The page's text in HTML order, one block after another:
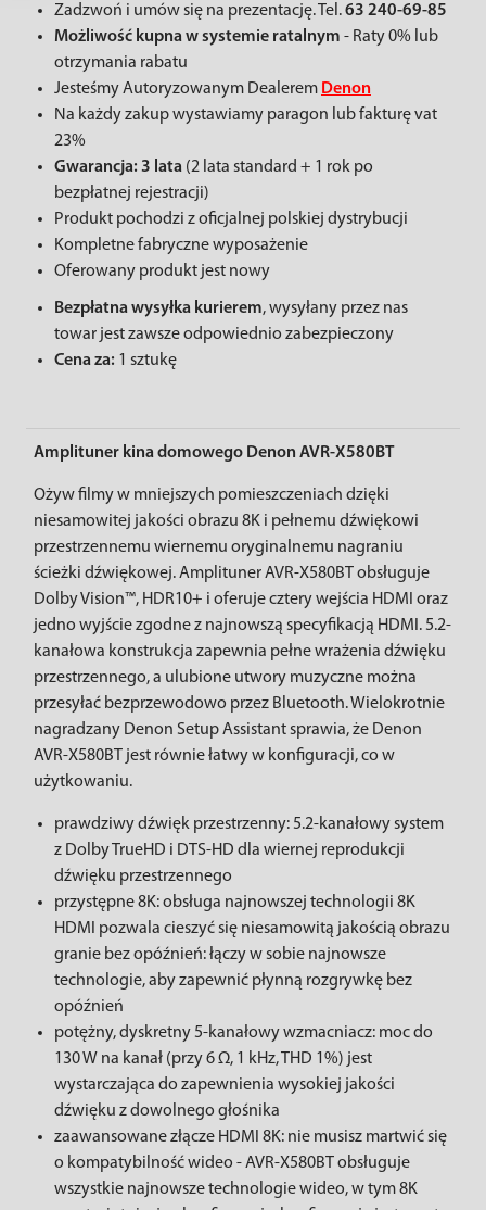
Zadzwoń i umów się na prezentację. Tel.63 240-69-85
Możliwość kupna w systemie ratalnym - Raty 0% lub
otrzymania rabatu
Jesteśmy Autoryzowanym Dealerem Denon
Na każdy zakup wystawiamy paragon lub fakturę vat
23%
Gwarancja: 3 lata (2 lata standard + 1 rok po
bezpłatnej rejestracji)
Produkt pochodzi z oficjalnej polskiej dystrybucji
Kompletne fabryczne wyposażenie
Oferowany produkt jest nowy
Bezpłatna wysyłka kurierem, wysyłany przez nas
towar jest zawsze odpowiednio zabezpieczony
Cena za: 1 sztukę
Amplituner kina domowego Denon AVR-X580BT
Ożyw filmy w mniejszych pomieszczeniach dzięki
niesamowitej jakości obrazu 8K i pełnemu dźwiękowi
przestrzennemu wiernemu oryginalnemu nagraniu
ścieżki dźwiękowej. Amplituner AVR-X580BT obsługuje
Dolby Vision™, HDR10+ i oferuje cztery wejścia HDMI oraz
jedno wyjście zgodne z najnowszą specyfikacją HDMI. 5.2-
kanałowa konstrukcja zapewnia pełne wrażenia dźwięku
przestrzennego, a ulubione utwory muzyczne można
przesyłać bezprzewodowo przez Bluetooth. Wielokrotnie
nagradzany Denon Setup Assistant sprawia, że Denon
AVR-X580BT jest równie łatwy w konfiguracji, co w
użytkowaniu.
prawdziwy dźwięk przestrzenny: 5.2-kanałowy system
z Dolby TrueHD i DTS-HD dla wiernej reprodukcji
dźwięku przestrzennego
przystępne 8K: obsługa najnowszej technologii 8K
HDMI pozwala cieszyć się niesamowitą jakością obrazu
granie bez opóźnień: łączy w sobie najnowsze
technologie, aby zapewnić płynną rozgrywkę bez
opóźnień
potężny, dyskretny 5-kanałowy wzmacniacz: moc do
130 W na kanał (przy 6 Ω, 1 kHz, THD 1%) jest
wystarczająca do zapewnienia wysokiej jakości
dźwięku z dowolnego głośnika
zaawansowane złącze HDMI 8K: nie musisz martwić się
o kompatybilność wideo - AVR-X580BT obsługuje
wszystkie najnowsze technologie wideo, w tym 8K